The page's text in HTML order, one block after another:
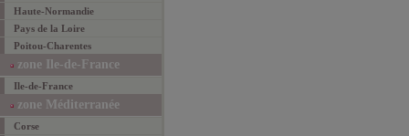
Haute-Normandie
Pays de la Loire
Poitou-Charentes
zone Ile-de-France
Ile-de-France
zone Méditerranée
Corse